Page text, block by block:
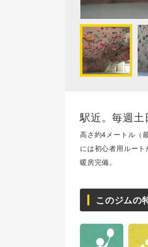
駅近。毎週
高さ約4メートル（
には初心者用ルー
暖房完備。
このジムの